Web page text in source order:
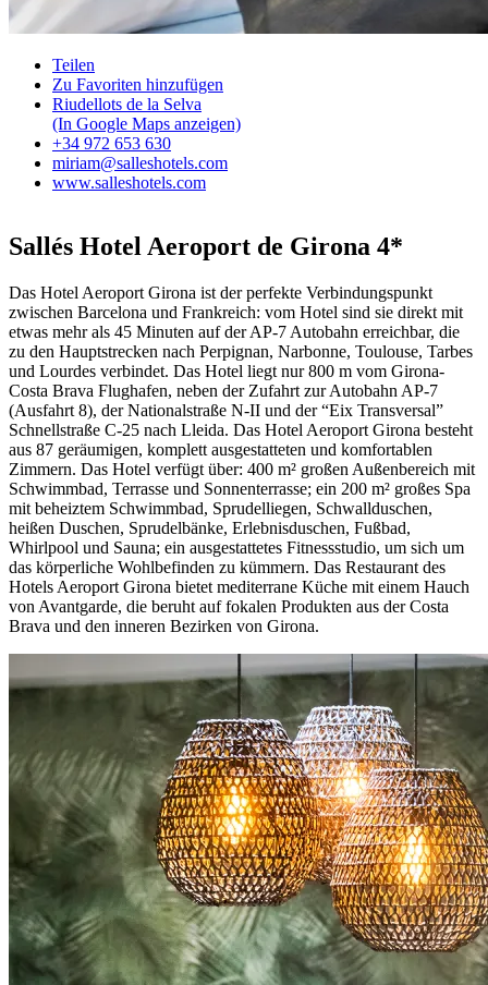
Teilen
Zu Favoriten hinzufügen
Riudellots de la Selva
(In Google Maps anzeigen)
+34 972 653 630
miriam@salleshotels.com
www.salleshotels.com
Sallés Hotel Aeroport de Girona 4*
Das Hotel Aeroport Girona ist der perfekte Verbindungspunkt
zwischen Barcelona und Frankreich: vom Hotel sind sie direkt mit
etwas mehr als 45 Minuten auf der AP-7 Autobahn erreichbar, die
zu den Hauptstrecken nach Perpignan, Narbonne, Toulouse, Tarbes
und Lourdes verbindet. Das Hotel liegt nur 800 m vom Girona-
Costa Brava Flughafen, neben der Zufahrt zur Autobahn AP-7
(Ausfahrt 8), der Nationalstraße N-II und der “Eix Transversal”
Schnellstraße C-25 nach Lleida. Das Hotel Aeroport Girona besteht
aus 87 geräumigen, komplett ausgestatteten und komfortablen
Zimmern. Das Hotel verfügt über: 400 m² großen Außenbereich mit
Schwimmbad, Terrasse und Sonnenterrasse; ein 200 m² großes Spa
mit beheiztem Schwimmbad, Sprudelliegen, Schwallduschen,
heißen Duschen, Sprudelbänke, Erlebnisduschen, Fußbad,
Whirlpool und Sauna; ein ausgestattetes Fitnessstudio, um sich um
das körperliche Wohlbefinden zu kümmern. Das Restaurant des
Hotels Aeroport Girona bietet mediterrane Küche mit einem Hauch
von Avantgarde, die beruht auf fokalen Produkten aus der Costa
Brava und den inneren Bezirken von Girona.